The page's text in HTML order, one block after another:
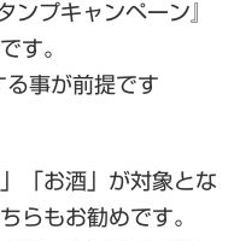
ンプキャンペーン』
す。
事が前提です
「お酒」が対象とな
らもお勧めです。